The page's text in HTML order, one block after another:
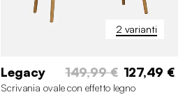
2 varianti
Legacy 149,99 € 127,49 €
Scrivania ovale con effetto legno